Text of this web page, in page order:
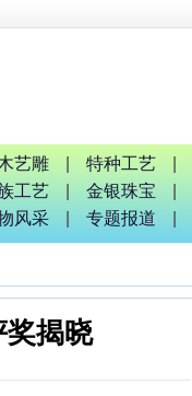
艺雕 特种工艺
工艺 金银珠宝
风采 专题报道
奖揭晓